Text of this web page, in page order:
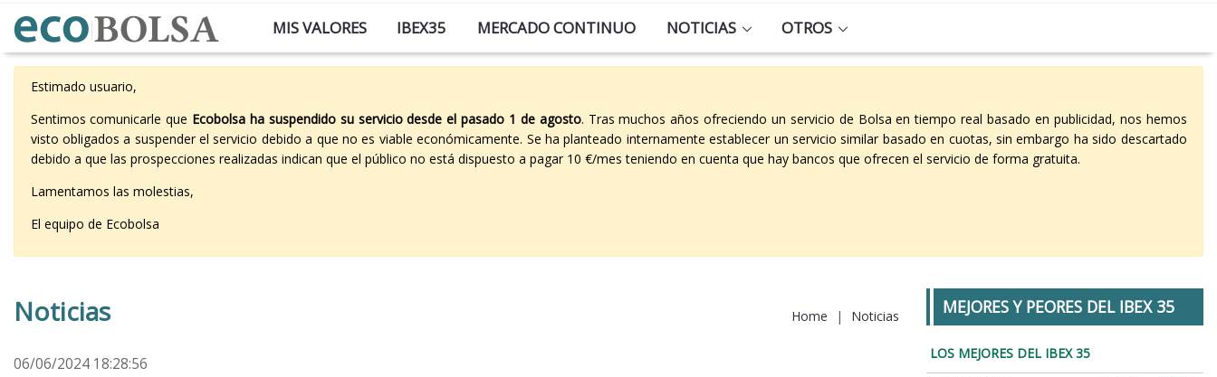
MIS VALORES IBEX35 MERCADO CONTINUO NOTICIAS OTROS
Estimado usuario,
Sentimos comunicarle que Ecobolsa ha suspendido su servicio desde el pasado 1 de agosto. Tras muchos años ofreciendo un servicio de Bolsa en tiempo real basado en publicidad, nos hemos
visto obligados a suspender el servicio debido a que no es viable económicamente. Se ha planteado internamente establecer un servicio similar basado en cuotas, sin embargo ha sido descartado
debido a que las prospecciones realizadas indican que el público no está dispuesto a pagar 10 €/mes teniendo en cuenta que hay bancos que ofrecen el servicio de forma gratuita.
Lamentamos las molestias,
El equipo de Ecobolsa
Noticias Home | Noticias
06/06/2024 18:28:56
MEJORES Y PEORES DEL IBEX 35
LOS MEJORES DEL IBEX 35